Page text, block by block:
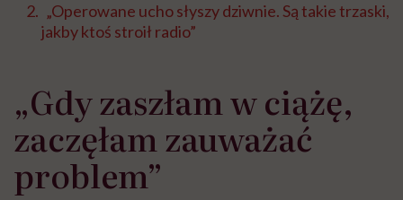
„Operowane ucho słyszy dziwnie. Są takie trzaski,
jakby ktoś stroił radio”
„Gdy zaszłam w ciążę,
zaczęłam zauważać
problem”